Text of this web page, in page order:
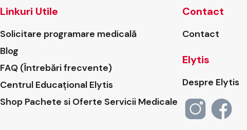
Linkuri Utile
Solicitare programare medicală
Blog
FAQ (Întrebări frecvente)
Centrul Educațional Elytis
Shop Pachete si Oferte Servicii Medicale
Contact
Contact
Elytis
Despre Elytis